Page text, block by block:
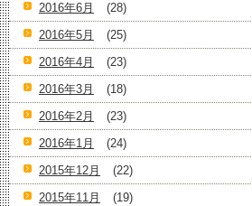
2016年6月
(28)
2016年5月
(25)
2016年4月
(23)
2016年3月
(18)
2016年2月
(23)
2016年1月
(24)
2015年12月
(22)
2015年11月
(19)